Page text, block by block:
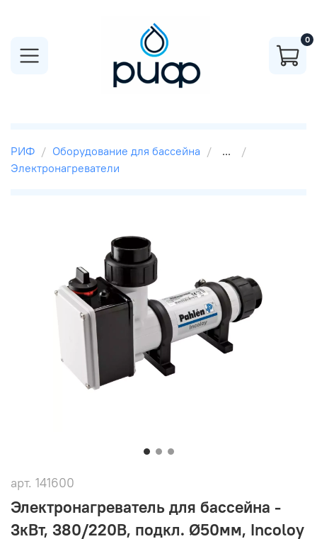
0
РИФ Оборудование для бассейна
...
Электронагреватели
арт. 141600
Электронагреватель для бассейна -
3кВт, 380/220В, подкл. Ø50мм, Incoloy